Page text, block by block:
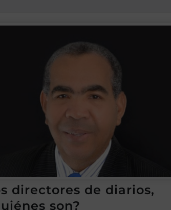
directores de diarios,
son?